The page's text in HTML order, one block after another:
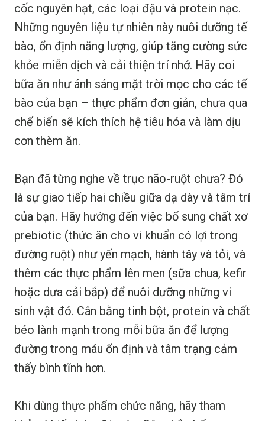
cốc nguyên hạt, các loại đậu và protein nạc.
Những nguyên liệu tự nhiên này nuôi dưỡng tế
bào, ổn định năng lượng, giúp tăng cường sức
khỏe miễn dịch và cải thiện trí nhớ. Hãy coi
bữa ăn như ánh sáng mặt trời mọc cho các tế
bào của bạn – thực phẩm đơn giản, chưa qua
chế biến sẽ kích thích hệ tiêu hóa và làm dịu
cơn thèm ăn.
Bạn đã từng nghe về trục não-ruột chưa? Đó
là sự giao tiếp hai chiều giữa dạ dày và tâm trí
của bạn. Hãy hướng đến việc bổ sung chất xơ
prebiotic (thức ăn cho vi khuẩn có lợi trong
đường ruột) như yến mạch, hành tây và tỏi, và
thêm các thực phẩm lên men (sữa chua, kefir
hoặc dưa cải bắp) để nuôi dưỡng những vi
sinh vật đó. Cân bằng tinh bột, protein và chất
béo lành mạnh trong mỗi bữa ăn để lượng
đường trong máu ổn định và tâm trạng cảm
thấy bình tĩnh hơn.
Khi dùng thực phẩm chức năng, hãy tham